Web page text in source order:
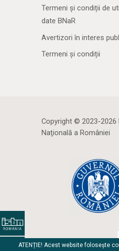
Termeni și condiții de
date BNaR
Avertizori în interes
Termeni și condiții
Copyright © 2023-2026
Naţională a României
ATENȚIE! Acest website folosește